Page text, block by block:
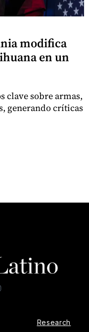
modifica
en un
clave sobre armas,
generando críticas
Research